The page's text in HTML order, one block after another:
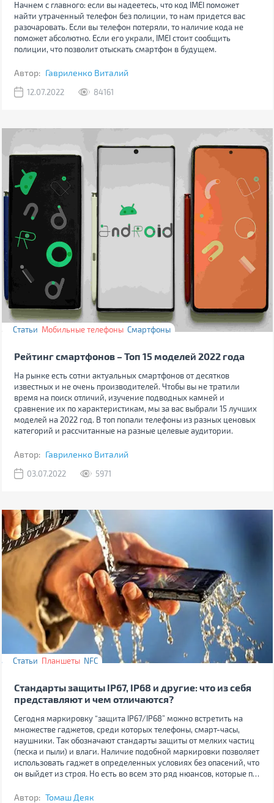
Начнем с главного: если вы надеетесь, что код IMEI поможет
найти утраченный телефон без полиции, то нам придется вас
разочаровать. Если вы телефон потеряли, то наличие кода не
поможет абсолютно. Если его украли, IMEI стоит сообщить
полиции, что позволит отыскать смартфон в будущем.
Автор: Гавриленко Виталий
12.07.2022 84161
Статьи Мобильные телефоны Смартфоны
Рейтинг смартфонов – Топ 15 моделей 2022 года
На рынке есть сотни актуальных смартфонов от десятков
известных и не очень производителей. Чтобы вы не тратили
время на поиск отличий, изучение подводных камней и
сравнение их по характеристикам, мы за вас выбрали 15 лучших
моделей на 2022 год. В топ попали телефоны из разных ценовых
категорий и рассчитанные на разные целевые аудитории.
Автор: Гавриленко Виталий
03.07.2022 5971
Статьи Планшеты NFC
Стандарты защиты IP67, IP68 и другие: что из себя
представляют и чем отличаются?
Сегодня маркировку “защита IP67/IP68” можно встретить на
множестве гаджетов, среди которых телефоны, смарт-часы,
наушники. Так обозначают стандарты защиты от мелких частиц
(песка и пыли) и влаги. Наличие подобной маркировки позволяет
использовать гаджет в определенных условиях без опасений, что
он выйдет из строя. Но есть во всем это ряд нюансов, которые по-
что давайте поговорим о стандарте IP и тем, как его применяют
Автор: Томаш Деяк